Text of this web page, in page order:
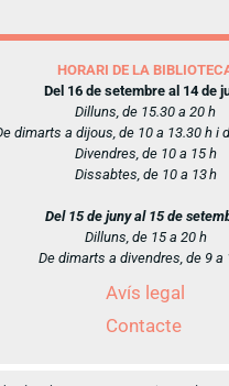
HORARI DE LA
Del 16 de setembre al 14 de
Dilluns, de 15.30 a 20 h
dimarts a dijous, de 10 a 13.30 h i
Divendres, de 10 a 15 h
Dissabtes, de 10 a 13 h
Del 15 de juny al 15 de
Dilluns, de 15 a 20 h
De dimarts a divendres, de 9 a
Avís legal
Contacte